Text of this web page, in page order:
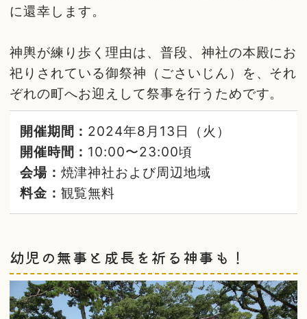
に還幸します。
神輿が練り歩く理由は、普段、神社の本殿にお
祀りされている御祭神（ごさいじん）を、それ
ぞれの町へお迎えして祭事を行うためです。
開催期間： 2024年8月13日（火）
開催時間： 10:00〜23:00頃
会場： 焼津神社および周辺地域
料金： 観覧無料
幼児の無事と成長を祈る神事も！